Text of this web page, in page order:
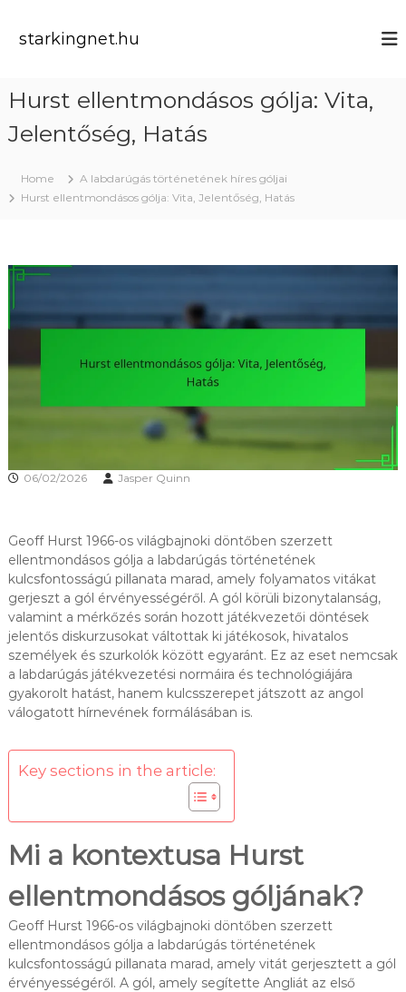
starkingnet.hu
Hurst ellentmondásos gólja: Vita,
Jelentőség, Hatás
Home
A labdarúgás történetének híres góljai
Hurst ellentmondásos gólja: Vita, Jelentőség, Hatás
06/02/2026 Jasper Quinn
Geoff Hurst 1966-os világbajnoki döntőben szerzett
ellentmondásos gólja a labdarúgás történetének
kulcsfontosságú pillanata marad, amely folyamatos vitákat
gerjeszt a gól érvényességéről. A gól körüli bizonytalanság,
valamint a mérkőzés során hozott játékvezetői döntések
jelentős diskurzusokat váltottak ki játékosok, hivatalos
személyek és szurkolók között egyaránt. Ez az eset nemcsak
a labdarúgás játékvezetési normáira és technológiájára
gyakorolt hatást, hanem kulcsszerepet játszott az angol
válogatott hírnevének formálásában is.
Key sections in the article:
Mi a kontextusa Hurst
ellentmondásos góljának?
Geoff Hurst 1966-os világbajnoki döntőben szerzett
ellentmondásos gólja a labdarúgás történetének
kulcsfontosságú pillanata marad, amely vitát gerjesztett a gól
érvényességéről. A gól, amely segítette Angliát az első